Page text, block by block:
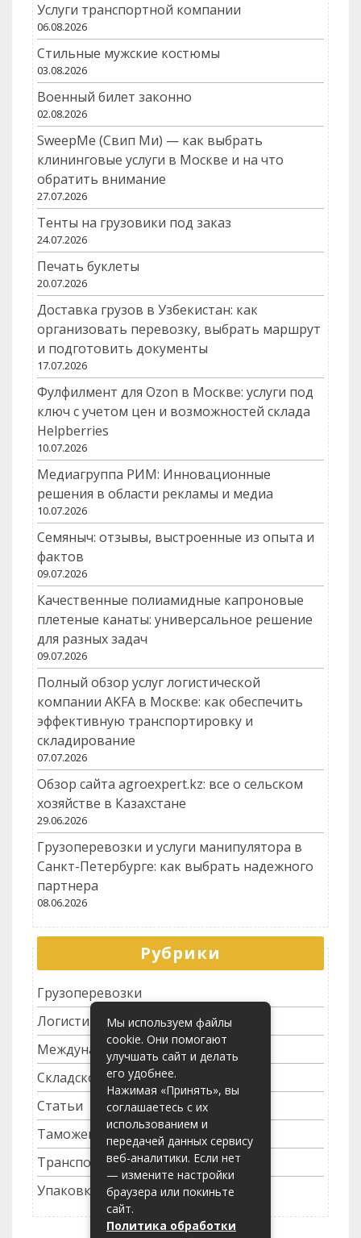
Услуги транспортной компании
06.08.2026
Стильные мужские костюмы
03.08.2026
Военный билет законно
02.08.2026
SweepMe (Свип Ми) — как выбрать
клининговые услуги в Москве и на что
обратить внимание
27.07.2026
Тенты на грузовики под заказ
24.07.2026
Печать буклеты
20.07.2026
Доставка грузов в Узбекистан: как
организовать перевозку, выбрать маршрут
и подготовить документы
17.07.2026
Фулфилмент для Ozon в Москве: услуги под
ключ с учетом цен и возможностей склада
Helpberries
10.07.2026
Медиагруппа РИМ: Инновационные
решения в области рекламы и медиа
10.07.2026
Семяныч: отзывы, выстроенные из опыта и
фактов
09.07.2026
Качественные полиамидные капроновые
плетеные канаты: универсальное решение
для разных задач
09.07.2026
Полный обзор услуг логистической
компании AKFA в Москве: как обеспечить
эффективную транспортировку и
складирование
07.07.2026
Обзор сайта agroexpert.kz: все о сельском
хозяйстве в Казахстане
29.06.2026
Грузоперевозки и услуги манипулятора в
Санкт-Петербурге: как выбрать надежного
партнера
08.06.2026
Рубрики
Грузоперевозки
Логистика
Международные перевозки
Складское хозяйство
Статьи
Таможенное оформление
Транспортные услуги
Упаковка грузов
Мы используем файлы
cookie. Они помогают
улучшать сайт и делать
его удобнее.
Нажимая «Принять», вы
соглашаетесь с их
использованием и
передачей данных сервису
веб-аналитики. Если нет
— измените настройки
браузера или покиньте
сайт.
Политика обработки